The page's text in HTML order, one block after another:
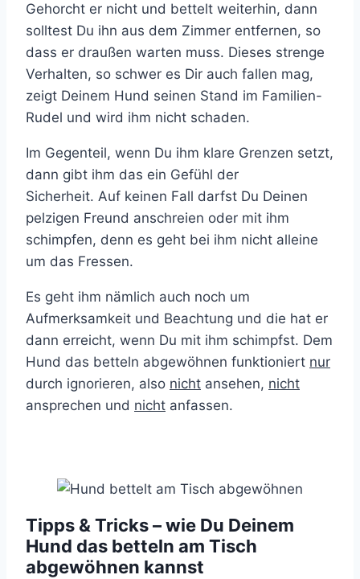
Gehorcht er nicht und bettelt weiterhin, dann
solltest Du ihn aus dem Zimmer entfernen, so
dass er draußen warten muss. Dieses strenge
Verhalten, so schwer es Dir auch fallen mag,
zeigt Deinem Hund seinen Stand im Familien-
Rudel und wird ihm nicht schaden.
Im Gegenteil, wenn Du ihm klare Grenzen setzt,
dann gibt ihm das ein Gefühl der
Sicherheit. Auf keinen Fall darfst Du Deinen
pelzigen Freund anschreien oder mit ihm
schimpfen, denn es geht bei ihm nicht alleine
um das Fressen.
Es geht ihm nämlich auch noch um
Aufmerksamkeit und Beachtung und die hat er
dann erreicht, wenn Du mit ihm schimpfst. Dem
Hund das betteln abgewöhnen funktioniert nur
durch ignorieren, also nicht ansehen, nicht
ansprechen und nicht anfassen.
Tipps & Tricks – wie Du Deinem
Hund das betteln am Tisch
abgewöhnen kannst